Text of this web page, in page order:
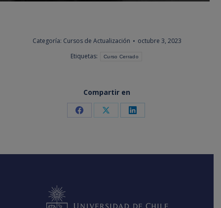
Categoría: Cursos de Actualización
octubre 3, 2023
Etiquetas:
Curso Cerrado
Compartir en
Share Share Share